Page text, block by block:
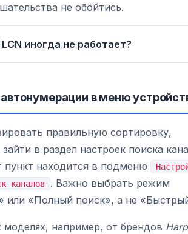
не обойтись.
иногда не работает?
в меню
правильную сортировку,
в раздел настроек поиска
пункт находится в подменю
каналов
. Важно выбрать режим
или «Полный поиск», а не
моделях, например, от брендов